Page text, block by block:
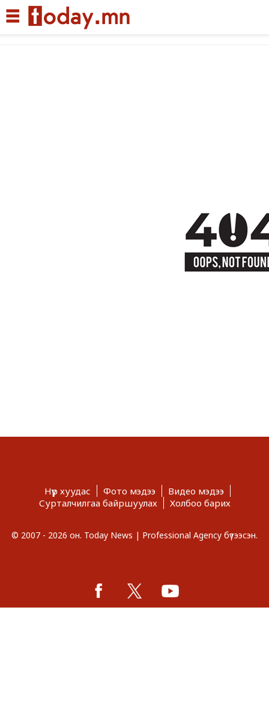
Нүүр хуудас Фото мэдээ
Видео мэдээ
Сурталчилгаа байршуулах
Холбоо барих
© 2007 - 2026 он. Today News | Professional Agency бүтээсэн.